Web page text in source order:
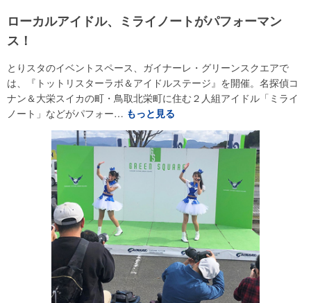
ローカルアイドル、ミライノートがパフォーマン
ス！
とりスタのイベントスペース、ガイナーレ・グリーンスクエアで
は、『トットリスターラボ＆アイドルステージ』を開催。名探偵コ
ナン＆大栄スイカの町・鳥取北栄町に住む２人組アイドル「ミライ
ノート」などがパフォー… もっと見る